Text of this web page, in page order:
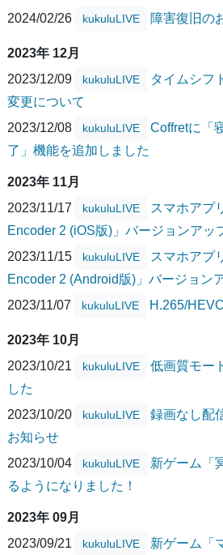
2024/02/26
kukuluLIVE 障害復旧の
2023年 12月
2023/12/09
kukuluLIVE
タイムシフ
変更について
2023/12/08
kukuluLIVE
Coffretに「
了」機能を追加しました
2023年 11月
2023/11/17
kukuluLIVE
スマホアプ
Encoder 2 (iOS版)」バージョンアッ
2023/11/15
kukuluLIVE
スマホアプ
Encoder 2 (Android版)」バージョン
2023/11/07
kukuluLIVE H.265/
2023年 10月
2023/10/21
kukuluLIVE
低画質モー
した
2023/10/20
kukuluLIVE
録画なし配
お知らせ
2023/10/04
kukuluLIVE
新ゲーム「
るようになりました！
2023年 09月
2023/09/21
kukuluLIVE 新ゲーム「